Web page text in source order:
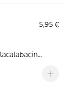
5,95 €